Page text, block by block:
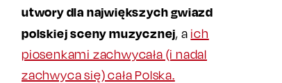
utwory dla największych gwiazd
polskiej sceny muzycznej, a ich
piosenkami zachwycała (i nadal
zachwyca się) cała Polska.